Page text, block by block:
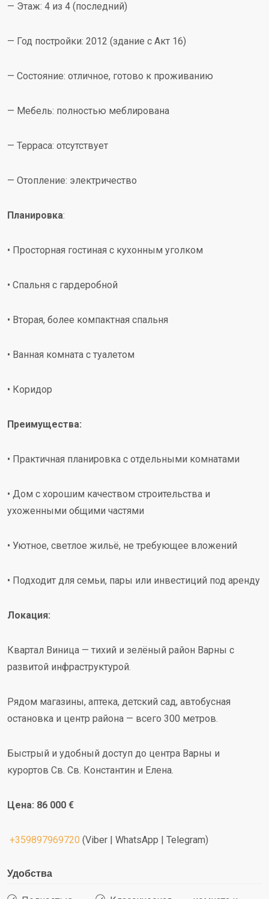
— Этаж: 4 из 4 (последний)
— Год постройки: 2012 (здание с Акт 16)
— Состояние: отличное, готово к проживанию
— Мебель: полностью меблирована
— Терраса: отсутствует
— Отопление: электричество
Планировка:
• Просторная гостиная с кухонным уголком
• Спальня с гардеробной
• Вторая, более компактная спальня
• Ванная комната с туалетом
• Коридор
Преимущества:
• Практичная планировка с отдельными комнатами
• Дом с хорошим качеством строительства и
ухоженными общими частями
• Уютное, светлое жильё, не требующее вложений
• Подходит для семьи, пары или инвестиций под аренду
Локация:
Квартал Виница — тихий и зелёный район Варны с
развитой инфраструктурой.
Рядом магазины, аптека, детский сад, автобусная
остановка и центр района — всего 300 метров.
Быстрый и удобный доступ до центра Варны и
курортов Св. Св. Константин и Елена.
Цена: 86 000 €
+359897969720 (Viber | WhatsApp | Telegram)
Удобства